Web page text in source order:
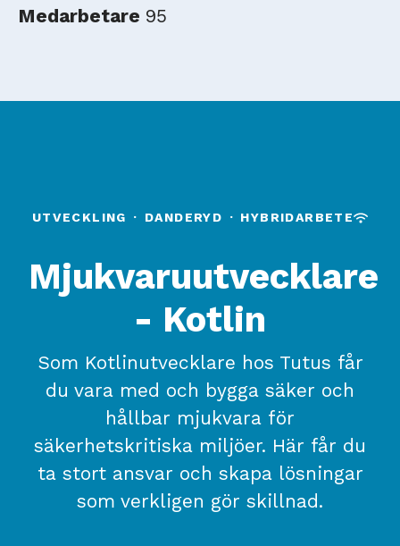
Medarbetare 95
UTVECKLING · DANDERYD · HYBRIDARBETE
Mjukvaruutvecklare
- Kotlin
Som Kotlinutvecklare hos Tutus får
du vara med och bygga säker och
hållbar mjukvara för
säkerhetskritiska miljöer. Här får du
ta stort ansvar och skapa lösningar
som verkligen gör skillnad.